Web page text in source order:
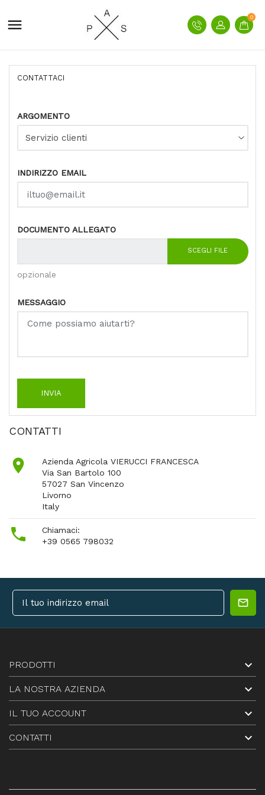
 0
CONTATTI

Azienda Agricola VIERUCCI FRANCESCA
Via San Bartolo 100
57027 San Vincenzo
Livorno
Italy

Chiamaci:
+39 0565 798032
CONTATTACI
ARGOMENTO
INDIRIZZO EMAIL
DOCUMENTO ALLEGATO
SCEGLI FILE
opzionale
MESSAGGIO
PRODOTTI 
LA NOSTRA AZIENDA 
IL TUO ACCOUNT 
CONTATTI 